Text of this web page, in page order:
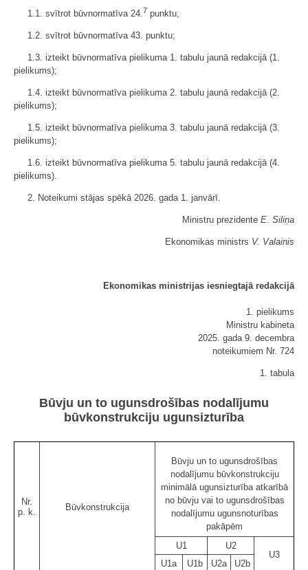
1.1. svītrot būvnormatīva 24.7 punktu;
1.2. svītrot būvnormatīva 43. punktu;
1.3. izteikt būvnormatīva pielikuma 1. tabulu jaunā redakcijā (1.
pielikums);
1.4. izteikt būvnormatīva pielikuma 2. tabulu jaunā redakcijā (2.
pielikums);
1.5. izteikt būvnormatīva pielikuma 3. tabulu jaunā redakcijā (3.
pielikums);
1.6. izteikt būvnormatīva pielikuma 5. tabulu jaunā redakcijā (4.
pielikums).
2. Noteikumi stājas spēkā 2026. gada 1. janvārī.
Ministru prezidente E. Siliņa
Ekonomikas ministrs V. Valainis
Ekonomikas ministrijas iesniegtajā redakcijā
1. pielikums
Ministru kabineta
2025. gada 9. decembra
noteikumiem Nr. 724
1. tabula
Būvju un to ugunsdrošības nodalījumu
būvkonstrukciju ugunsizturība
Nr.
p. k.
Būvkonstrukcija
Būvju un to ugunsdrošības
nodalījumu būvkonstrukciju
minimālā ugunsizturība atkarībā
no būvju vai to ugunsdrošības
nodalījumu ugunsnoturības
pakāpēm
U1
U2
U3
U1a
U1b U2a U2b